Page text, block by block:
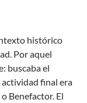
histórico
Por aquel
buscaba el
actividad final era
Benefactor. El